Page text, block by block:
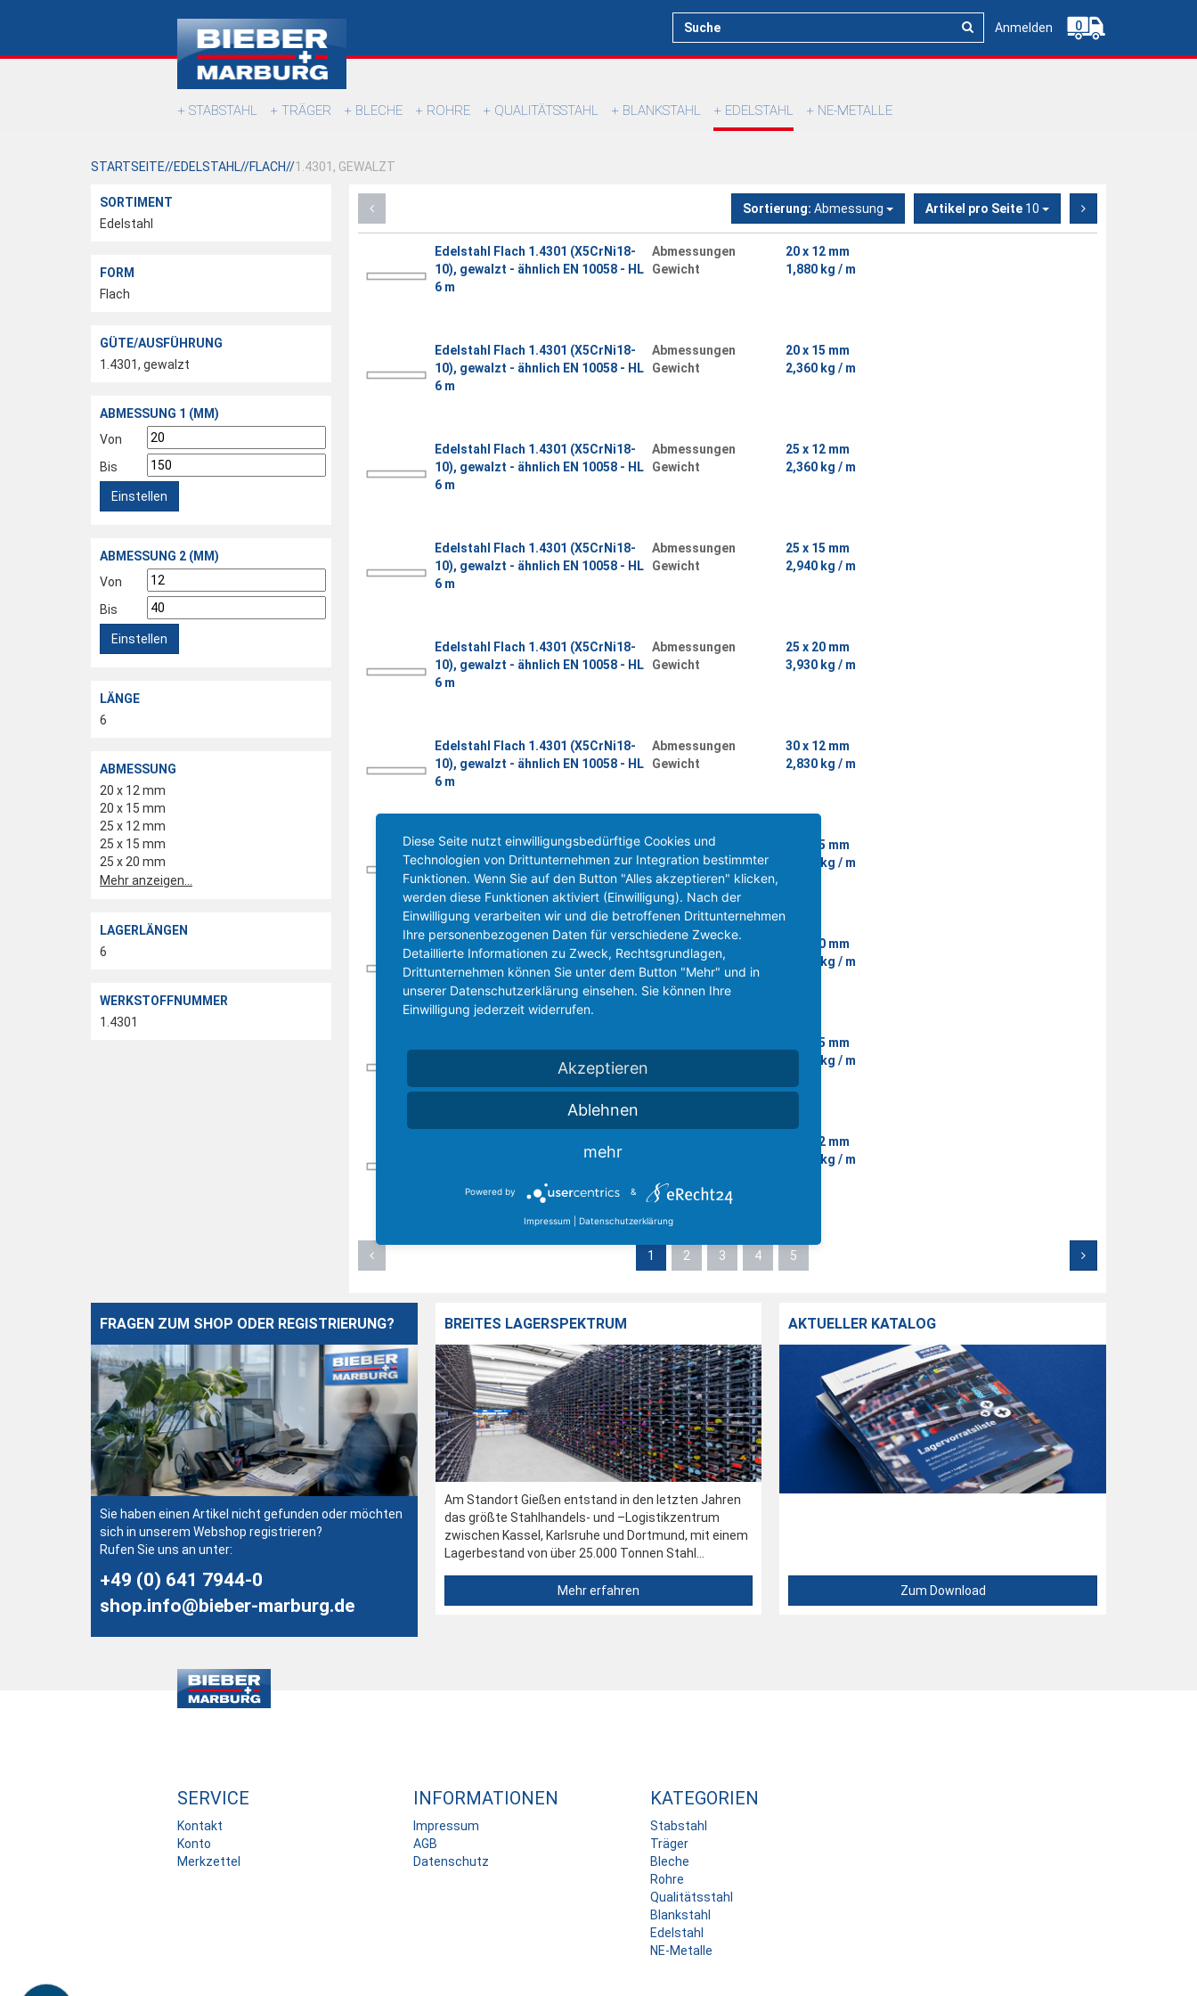
Anmelden 0
STABSTAHL TRÄGER BLECHE ROHRE QUALITÄTSSTAHL BLANKSTAHL EDELSTAHL NE-METALLE
STARTSEITE EDELSTAHL FLACH 1.4301, GEWALZT
SORTIMENT
Edelstahl
FORM
Flach
GÜTE/AUSFÜHRUNG
1.4301, gewalzt
ABMESSUNG 1 (MM)
Von
Bis
Einstellen
ABMESSUNG 2 (MM)
Von
Bis
Einstellen
LÄNGE
6
ABMESSUNG
20 x 12 mm
20 x 15 mm
25 x 12 mm
25 x 15 mm
25 x 20 mm
Mehr anzeigen...
LAGERLÄNGEN
6
WERKSTOFFNUMMER
1.4301
Sortierung: Abmessung Artikel pro Seite 10
Edelstahl Flach 1.4301 (X5CrNi18-
10), gewalzt - ähnlich EN 10058 - HL
6 m
Abmessungen
20 x 12 mm
Gewicht
1,880 kg / m
Edelstahl Flach 1.4301 (X5CrNi18-
10), gewalzt - ähnlich EN 10058 - HL
6 m
Abmessungen
20 x 15 mm
Gewicht
2,360 kg / m
Edelstahl Flach 1.4301 (X5CrNi18-
10), gewalzt - ähnlich EN 10058 - HL
6 m
Abmessungen
25 x 12 mm
Gewicht
2,360 kg / m
Edelstahl Flach 1.4301 (X5CrNi18-
10), gewalzt - ähnlich EN 10058 - HL
6 m
Abmessungen
25 x 15 mm
Gewicht
2,940 kg / m
Edelstahl Flach 1.4301 (X5CrNi18-
10), gewalzt - ähnlich EN 10058 - HL
6 m
Abmessungen
25 x 20 mm
Gewicht
3,930 kg / m
Edelstahl Flach 1.4301 (X5CrNi18-
10), gewalzt - ähnlich EN 10058 - HL
6 m
Abmessungen
30 x 12 mm
Gewicht
2,830 kg / m
Edelstahl Flach 1.4301 (X5CrNi18-
10), gewalzt - ähnlich EN 10058 - HL
6 m
Abmessungen
30 x 15 mm
Gewicht
3,530 kg / m
Edelstahl Flach 1.4301 (X5CrNi18-
10), gewalzt - ähnlich EN 10058 - HL
6 m
Abmessungen
30 x 20 mm
Gewicht
4,710 kg / m
10), gewalzt - ähnlich EN 10058 - HL
30 x 25 mm
5,890 kg / m
10), gewalzt - ähnlich EN 10058 - HL
40 x 12 mm
3,770 kg / m
1 2 3 4 5
FRAGEN ZUM SHOP ODER REGISTRIERUNG?
Sie haben einen Artikel nicht gefunden oder möchten
sich in unserem Webshop registrieren?
Rufen Sie uns an unter:
+49 (0) 641 7944-0
shop.info@bieber-marburg.de
BREITES LAGERSPEKTRUM
Am Standort Gießen entstand in den letzten Jahren
das größte Stahlhandels- und –Logistikzentrum
zwischen Kassel, Karlsruhe und Dortmund, mit einem
Lagerbestand von über 25.000 Tonnen Stahl...
Mehr erfahren
AKTUELLER KATALOG
Zum Download
SERVICE
Kontakt
Konto
Merkzettel
INFORMATIONEN
Impressum
AGB
Datenschutz
KATEGORIEN
Stabstahl
Träger
Bleche
Rohre
Qualitätsstahl
Blankstahl
Edelstahl
NE-Metalle
Diese Seite nutzt einwilligungsbedürftige Cookies und
Technologien von Drittunternehmen zur Integration bestimmter
Funktionen. Wenn Sie auf den Button "Alles akzeptieren" klicken,
werden diese Funktionen aktiviert (Einwilligung). Nach der
Einwilligung verarbeiten wir und die betroffenen Drittunternehmen
Ihre personenbezogenen Daten für verschiedene Zwecke.
Detaillierte Informationen zu Zweck, Rechtsgrundlagen,
Drittunternehmen können Sie unter dem Button "Mehr" und in
unserer Datenschutzerklärung einsehen. Sie können Ihre
Einwilligung jederzeit widerrufen.
Akzeptieren
Ablehnen
mehr
Powered by &
Impressum Datenschutzerklärung